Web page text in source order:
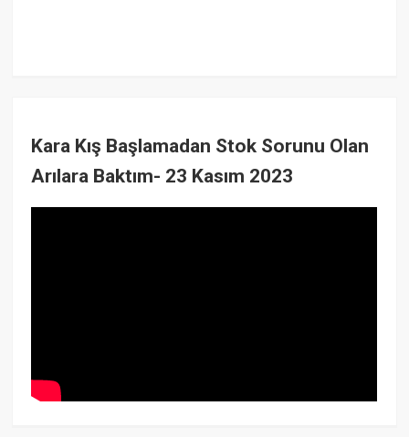
Kara Kış Başlamadan Stok Sorunu Olan
Arılara Baktım- 23 Kasım 2023